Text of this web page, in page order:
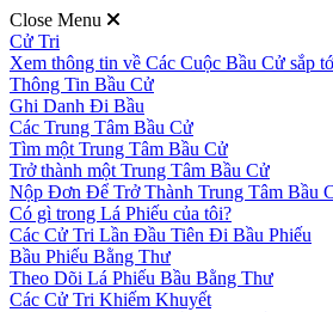
Close Menu
Cử Tri
Xem thông tin về Các Cuộc Bầu Cử sắp
Thông Tin Bầu Cử
Ghi Danh Đi Bầu
Các Trung Tâm Bầu Cử
Tìm một Trung Tâm Bầu Cử
Trở thành một Trung Tâm Bầu Cử
Nộp Đơn Để Trở Thành Trung Tâm Bầu
Có gì trong Lá Phiếu của tôi?
Các Cử Tri Lần Đầu Tiên Đi Bầu Phiếu
Bầu Phiếu Bằng Thư
Theo Dõi Lá Phiếu Bầu Bằng Thư
Các Cử Tri Khiếm Khuyết